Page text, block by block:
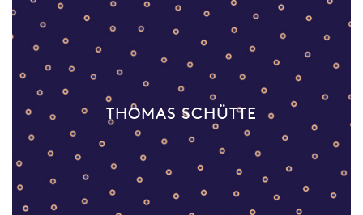
THOMAS SCHÜTTE